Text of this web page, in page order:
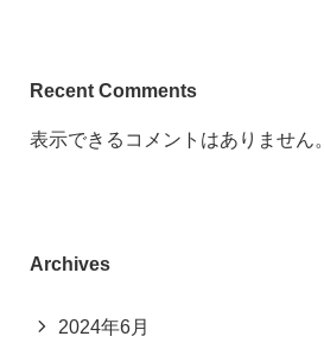
Recent Comments
表示できるコメントはありません。
Archives
2024年6月